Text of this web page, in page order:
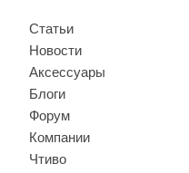
Статьи
Новости
Аксессуары
Блоги
Форум
Компании
Чтиво